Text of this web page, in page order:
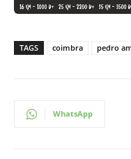
TAGS coimbra pedro
WhatsApp